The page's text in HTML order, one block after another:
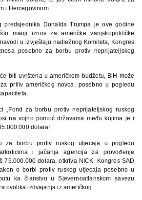
i Hercegovinom.
predsjednika Donalda Trumpa je ove godine
manji iznos za američke vanjskopolitičke
u izvještaju nadležnog Komiteta, Kongres
posebno za borbu protiv neprijateljskog
biti uvrštena u američkom budžetu, BiH može
priliv američkog novca, posebno u pogledu
„Fond za borbu protiv neprijateljskog ruskog
na vojno pomoć državama među kojima je i
dolara!
za borbu protiv ruskog utjecaja u pogledu
i jačanja agencija za provođenje
75.000.000 dolara, otkriva NICK. Kongres SAD
o borbi protiv ruskog utjecaja posebno u
ka članstvu u Sjevernoatlanskom savezu
ovolika izdvajanja iz američkog